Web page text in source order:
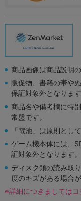
商品画像は商品説明
販促物、書籍の帯や
保証対象外となります
商品名や備考欄に特
常盤です。
「電池」は原則とし
ゲーム機本体には、
証対象外となります。
ディスク類の読み取
度のキズがある場合
※詳細につきましてはコ